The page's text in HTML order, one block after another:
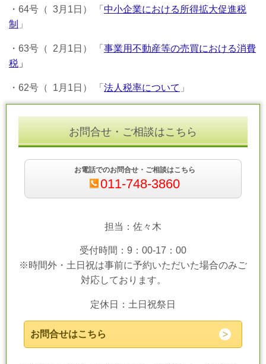
・64号（ 3月1日） 「 中小企業における所得拡大促進税
制 」
・63号（ 2 月1日） 「 事業用不動産等の売買における消費
税 」
・62号（ 1 月1日） 「 法人税率について 」
お問合せ・ご相談はこちら
お電話でのお問合せ・ご相談はこちら
011-748-3860
担当：佐々木
受付時間：9：00-17：00
※時間外・土日祝は事前に予約いただいた場合のみご
対応しております。
定休日：土日祝祭日
お問合せはこちら